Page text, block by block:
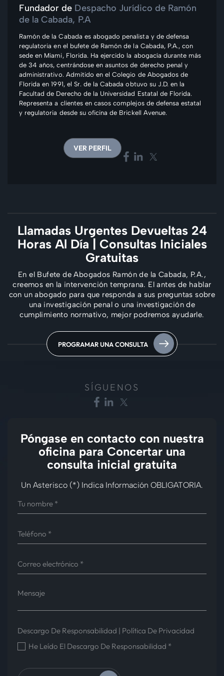
Fundador de Despacho Jurídico de Ramón
de la Cabada, P.A
Ramón de la Cabada es abogado penalista y de defensa
regulatoria en el bufete de Ramón de la Cabada, P.A., con
sede en Miami, Florida. Ha ejercido la abogacía durante más
de 34 años, centrándose en asuntos de derecho penal y
administrativo. Admitido en el Colegio de Abogados de
Florida en 1991, el Sr. de la Cabada obtuvo su J.D. en la
Facultad de Derecho de la Universidad Estatal de Florida.
Representa a clientes en casos complejos de defensa estatal
y regulatoria desde su oficina de Brickell Avenue.
VER PERFIL
Llamadas Urgentes Devueltas 24
Horas Al Día | Consultas Iniciales
Gratuitas
En el Bufete de Abogados Ramón de la Cabada, P.A.,
creemos en la intervención temprana. El antes de hablar
con un abogado para que responda a sus preguntas sobre
una investigación penal o una investigación de
cumplimiento normativo, mejor podremos ayudarle.
PROGRAMAR UNA CONSULTA
SÍGUENOS
Póngase en contacto con nuestra
oficina para Concertar una
consulta inicial gratuita
Un Asterisco (*) Indica Información OBLIGATORIA.
Descargo De Responsabilidad | Política De Privacidad
He Leído El Descargo De Responsabilidad *